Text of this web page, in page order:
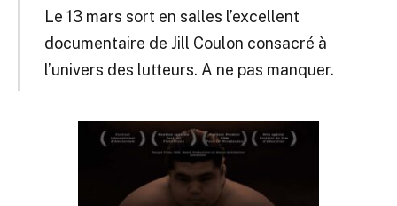
Le 13 mars sort en salles l’excellent
documentaire de Jill Coulon consacré à
l’univers des lutteurs. A ne pas manquer.